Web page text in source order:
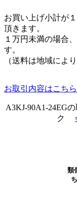
お買い上げ小計が
頂きます。
１万円未満の場合
す。
（送料は地域によ
お取引内容はこちら
A3KJ-90A1-24EG
ク
類